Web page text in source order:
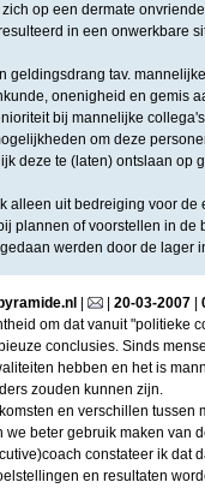
op een dermate
in een onwerkbare
geldingsdrang tav.
onenigheid en gemis
bij mannelijke
om deze
deze te (laten) ontslaan op
alleen uit bedreiging voor
plannen of voorstellen in de
werden door de lager
| 20-03-2007|
om dat vanuit "politieke
conclusies. Sinds
hebben en het is
zouden kunnen zijn.
en verschillen
we beter gebruik maken van
constateer ik dat
en resultaten